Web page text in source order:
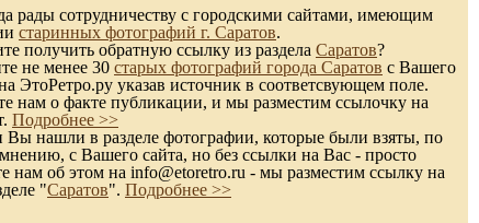
рады сотрудничеству с городскими сайтами, имеющим
старинных фотографий г. Саратов.
получить обратную ссылку из раздела Саратов?
не менее 30 старых фотографий города Саратов с Вашего
ЭтоРетро.ру указав источник в соответсвующем поле.
нам о факте публикации, и мы разместим ссылочку на
Подробнее >>
Вы нашли в разделе фотографии, которые были взяты, по
с Вашего сайта, но без ссылки на Вас - просто
нам об этом на info@etoretro.ru - мы разместим ссылку на
"Саратов". Подробнее >>